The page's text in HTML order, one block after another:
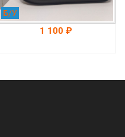
Б/У
1 100 ₽
-->